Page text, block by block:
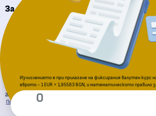
За подаване на сигнали
Комисия за защита на потребителите
Официална страница за приемане на еврото в Република България
2026 © Всички права запазени. Министерство на финансите
Политика за поверителност
Изчислението е при прилагане на фиксирания валутен курс
еврото - 1 EUR = 1,95583 BGN, и математическото правило